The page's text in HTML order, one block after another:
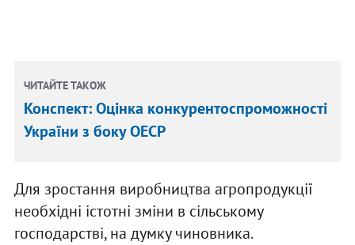
ЧИТАЙТЕ ТАКОЖ
Конспект: Оцінка конкурентоспроможності
України з боку ОЕСР
Для зростання виробництва агропродукції
необхідні істотні зміни в сільському
господарстві, на думку чиновника.